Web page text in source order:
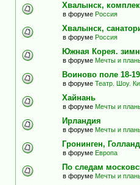
Хвалынск,
в форуме Россия
Хвалынск,
в форуме Россия
Южная Корея.
в форуме Мечты и
Воиново поле 18-19
в форуме Театр. Шоу.
Хайнань
в форуме Мечты и
Ирландия
в форуме Мечты и
Гронинген,
в форуме Европа
По следам
в форуме Мечты и